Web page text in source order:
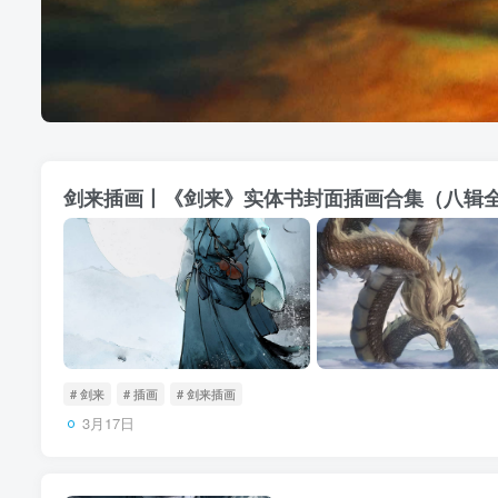
剑来插画丨《剑来》实体书封面插画合集（八辑
# 剑来 # 插画 # 剑来插画
3月17日